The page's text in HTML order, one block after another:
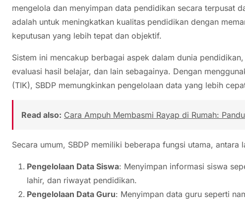
mengelola dan menyimpan data pendidikan secara terpusat
adalah untuk meningkatkan kualitas pendidikan dengan
keputusan yang lebih tepat dan objektif.
Sistem ini mencakup berbagai aspek dalam dunia
evaluasi hasil belajar, dan lain sebagainya. Dengan
(TIK), SBDP memungkinkan pengelolaan data yang lebih
Read also: Cara Ampuh Membasmi Rayap di Rumah:
Secara umum, SBDP memiliki beberapa fungsi utama, antara
Pengelolaan Data Siswa: Menyimpan informasi siswa
lahir, dan riwayat pendidikan.
Pengelolaan Data Guru: Menyimpan data guru seperti